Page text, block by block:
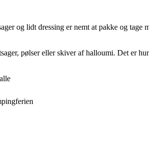
og lidt dressing er nemt at pakke og tage
pølser eller skiver af halloumi. Det er